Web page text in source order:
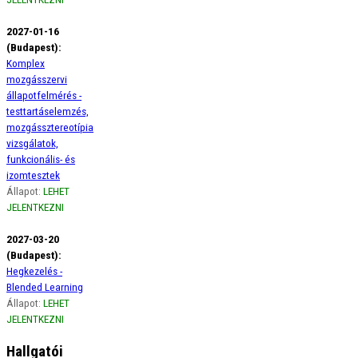
2027-01-16
(Budapest):
Komplex
mozgásszervi
állapotfelmérés -
testtartáselemzés,
mozgássztereotípia
vizsgálatok,
funkcionális- és
izomtesztek
Állapot: LEHET
JELENTKEZNI
2027-03-20
(Budapest):
Hegkezelés -
Blended Learning
Állapot: LEHET
JELENTKEZNI
Hallgatói